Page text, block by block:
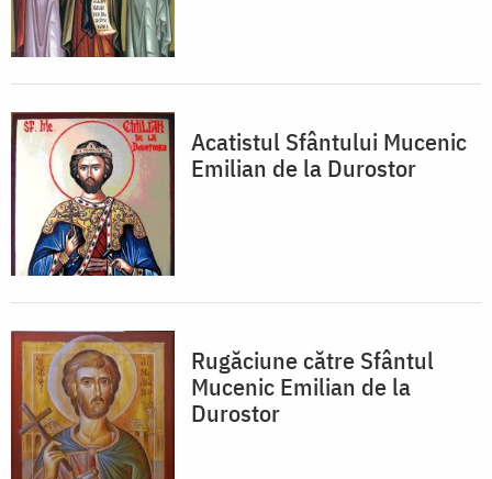
Acatistul Sfântului Mucenic
Emilian de la Durostor
Rugăciune către Sfântul
Mucenic Emilian de la
Durostor